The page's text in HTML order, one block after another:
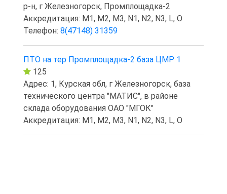
р-н, г Железногорск, Промплощадка-2
Аккредитация: M1, M2, M3, N1, N2, N3, L, O
Телефон: 8(47148) 31359
ПТО на тер Промплощадка-2 база ЦМР 1
125
Адрес: 1, Курская обл, г Железногорск, база
технического центра "МАТИС", в районе
склада оборудования ОАО "МГОК"
Аккредитация: M1, M2, M3, N1, N2, N3, L, O